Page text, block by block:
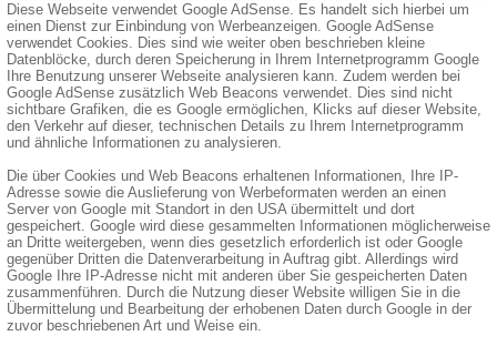
Diese Webseite verwendet Google AdSense. Es handelt sich hierbei um
einen Dienst zur Einbindung von Werbeanzeigen. Google AdSense
verwendet Cookies. Dies sind wie weiter oben beschrieben kleine
Datenblöcke, durch deren Speicherung in Ihrem Internetprogramm Google
Ihre Benutzung unserer Webseite analysieren kann. Zudem werden bei
Google AdSense zusätzlich Web Beacons verwendet. Dies sind nicht
sichtbare Grafiken, die es Google ermöglichen, Klicks auf dieser Website,
den Verkehr auf dieser, technischen Details zu Ihrem Internetprogramm
und ähnliche Informationen zu analysieren.
Die über Cookies und Web Beacons erhaltenen Informationen, Ihre IP-
Adresse sowie die Auslieferung von Werbeformaten werden an einen
Server von Google mit Standort in den USA übermittelt und dort
gespeichert. Google wird diese gesammelten Informationen möglicherweise
an Dritte weitergeben, wenn dies gesetzlich erforderlich ist oder Google
gegenüber Dritten die Datenverarbeitung in Auftrag gibt. Allerdings wird
Google Ihre IP-Adresse nicht mit anderen über Sie gespeicherten Daten
zusammenführen. Durch die Nutzung dieser Website willigen Sie in die
Übermittelung und Bearbeitung der erhobenen Daten durch Google in der
zuvor beschriebenen Art und Weise ein.